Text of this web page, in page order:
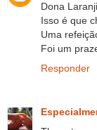
Dona
Isso é que
Uma
Foi um
Responder